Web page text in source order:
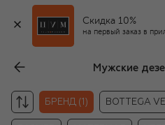
Скидка 10%
на первый заказ в
Мужские
БРЕНД (1) BOTTEGA